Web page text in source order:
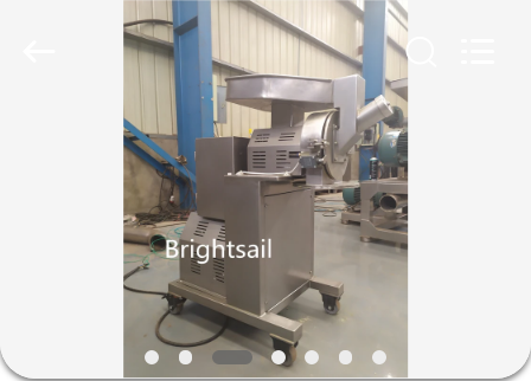
MAISON
PRODUITS
VIDÉOS
AU